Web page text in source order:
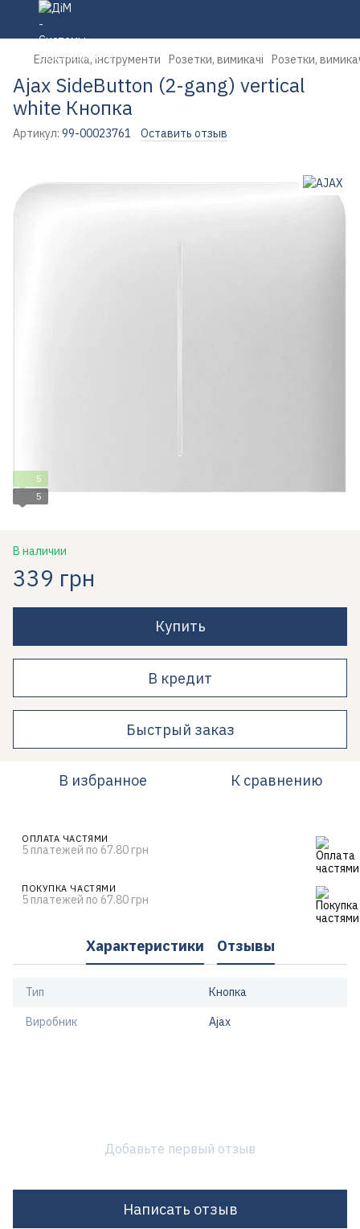
Електрика, інструменти Розетки, вимикачі Розетки,
Ajax SideButton (2-gang) vertical
white Кнопка
Артикул: 99-00023761 Оставить отзыв
5
5
В наличии
339 грн
Купить
В кредит
Быстрый заказ
В избранное К сравнению
ОПЛАТА ЧАСТЯМИ
5 платежей по 67.80 грн
ПОКУПКА ЧАСТЯМИ
5 платежей по 67.80 грн
Характеристики Отзывы
Тип Кнопка
Виробник Ajax
Добавьте первый отзыв
Написать отзыв